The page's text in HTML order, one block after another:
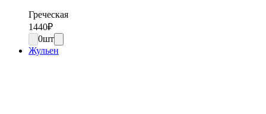
Греческая
1440₽
0шт
Жульен